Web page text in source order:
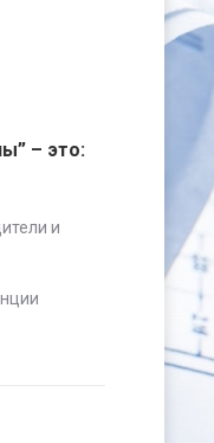
– это:
и